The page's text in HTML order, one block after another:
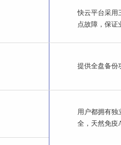
快云平台采用
点故障，保证
提供全盘备份
用户都拥有独
全，天然免疫